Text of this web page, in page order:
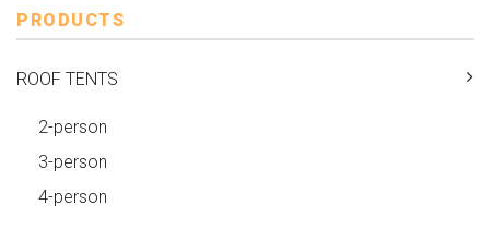
PRODUCTS
ROOF TENTS
2-person
3-person
4-person